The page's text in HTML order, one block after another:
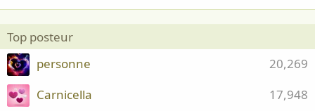
Top posteur
20,269
personne
17,948
Carnicella